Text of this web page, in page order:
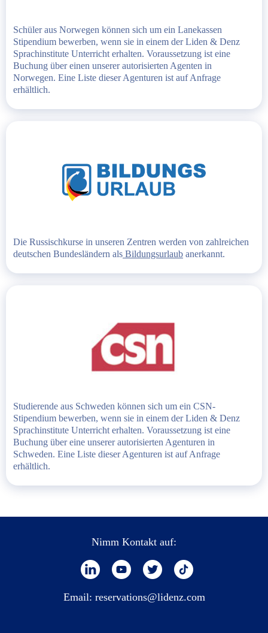
Schüler aus Norwegen können sich um ein Lanekassen
Stipendium bewerben, wenn sie in einem der Liden & Denz
Sprachinstitute Unterricht erhalten. Voraussetzung ist eine
Buchung über einen unserer autorisierten Agenten in
Norwegen. Eine Liste dieser Agenturen ist auf Anfrage
erhältlich.
Die Russischkurse in unseren Zentren werden von zahlreichen
deutschen Bundesländern als Bildungsurlaub anerkannt.
Studierende aus Schweden können sich um ein CSN-
Stipendium bewerben, wenn sie in einem der Liden & Denz
Sprachinstitute Unterricht erhalten. Voraussetzung ist eine
Buchung über eine unserer autorisierten Agenturen in
Schweden. Eine Liste dieser Agenturen ist auf Anfrage
erhältlich.
Nimm Kontakt auf:
Email: reservations@lidenz.com